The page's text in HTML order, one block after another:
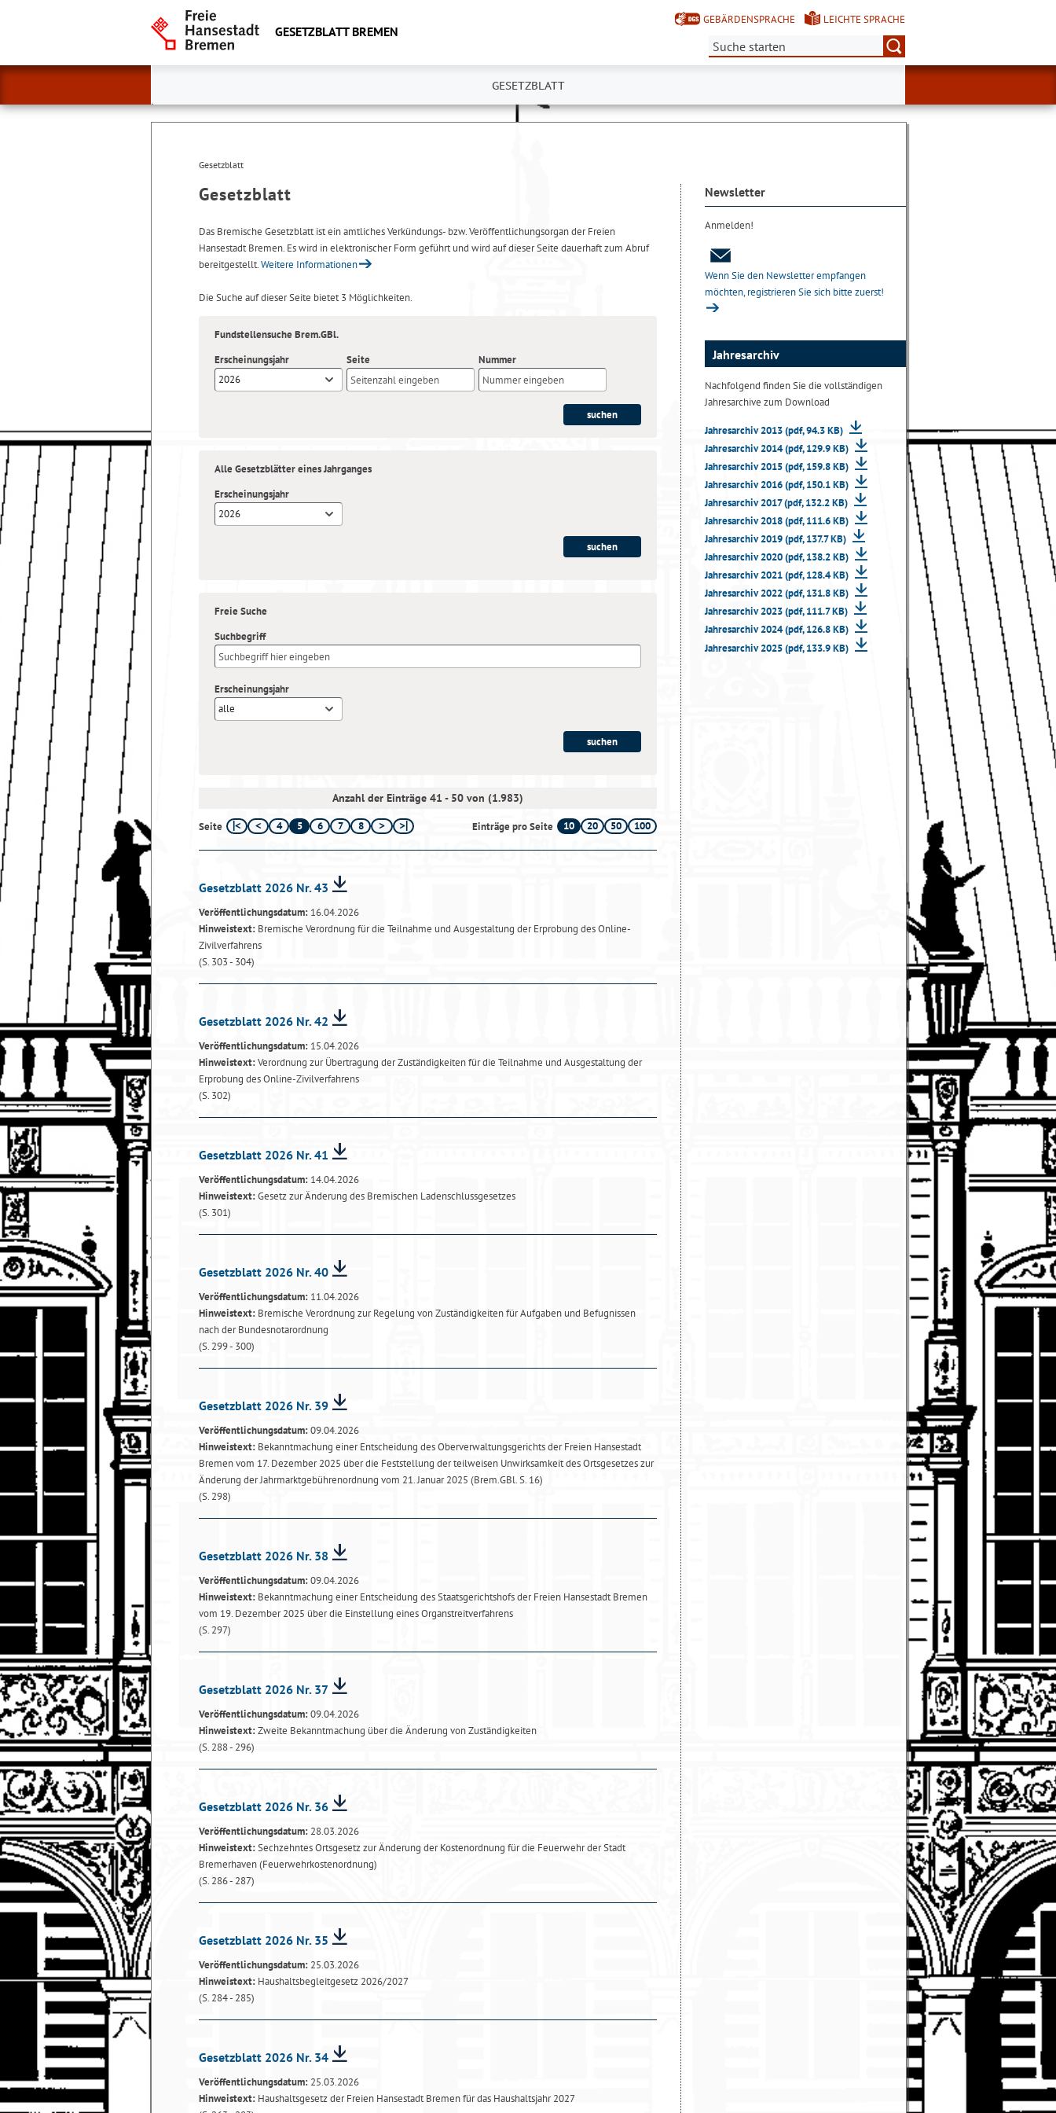
GESETZBLATT BREMEN
GEBÄRDENSPRACHE
LEICHTE SPRACHE
Suche:
GESETZBLATT
Gesetzblatt
Gesetzblatt
Das Bremische Gesetzblatt ist ein amtliches Verkündungs- bzw. Veröffentlichungsorgan der Freien
Hansestadt Bremen. Es wird in elektronischer Form geführt und wird auf dieser Seite dauerhaft zum Abruf
bereitgestellt.Weitere Informationen
Die Suche auf dieser Seite bietet 3 Möglichkeiten.
Fundstellensuche Brem.GBl.
Erscheinungsjahr
2026
Seite Nummer
Alle Gesetzblätter eines Jahrganges
Erscheinungsjahr
2026
Freie Suche
Suchbegriff
Erscheinungsjahr
alle
Anzahl der Einträge 41 - 50 von (1.983)
Seite 4 5 6 7 8 Einträge pro Seite 10 20 50 100
Gesetzblatt 2026 Nr. 43
Veröffentlichungsdatum: 16.04.2026
Hinweistext: Bremische Verordnung für die Teilnahme und Ausgestaltung der Erprobung des Online-
Zivilverfahrens
(S. 303 - 304)
Gesetzblatt 2026 Nr. 42
Veröffentlichungsdatum: 15.04.2026
Hinweistext:Verordnung zur Übertragung der Zuständigkeiten für die Teilnahme und Ausgestaltung der
Erprobung des Online-Zivilverfahrens
(S. 302)
Gesetzblatt 2026 Nr. 41
Veröffentlichungsdatum: 14.04.2026
Hinweistext:Gesetz zur Änderung des Bremischen Ladenschlussgesetzes
(S. 301)
Gesetzblatt 2026 Nr. 40
Veröffentlichungsdatum: 11.04.2026
Hinweistext: Bremische Verordnung zur Regelung von Zuständigkeiten für Aufgaben und Befugnissen
nach der Bundesnotarordnung
(S. 299 - 300)
Gesetzblatt 2026 Nr. 39
Veröffentlichungsdatum:09.04.2026
Hinweistext: Bekanntmachung einer Entscheidung des Oberverwaltungsgerichts der Freien Hansestadt
Bremen vom 17. Dezember 2025 über die Feststellung der teilweisen Unwirksamkeit des Ortsgesetzes zur
Änderung der Jahrmarktgebührenordnung vom 21. Januar 2025 (Brem.GBl. S. 16)
(S. 298)
Gesetzblatt 2026 Nr. 38
Veröffentlichungsdatum:09.04.2026
Hinweistext: Bekanntmachung einer Entscheidung des Staatsgerichtshofs der Freien Hansestadt Bremen
vom 19. Dezember 2025 über die Einstellung eines Organstreitverfahrens
(S. 297)
Gesetzblatt 2026 Nr. 37
Veröffentlichungsdatum:09.04.2026
Hinweistext:Zweite Bekanntmachung über die Änderung von Zuständigkeiten
(S. 288 - 296)
Gesetzblatt 2026 Nr. 36
Veröffentlichungsdatum: 28.03.2026
Hinweistext:Sechzehntes Ortsgesetz zur Änderung der Kostenordnung für die Feuerwehr der Stadt
Bremerhaven (Feuerwehrkostenordnung)
(S. 286 - 287)
Gesetzblatt 2026 Nr. 35
Veröffentlichungsdatum: 25.03.2026
Hinweistext: Haushaltsbegleitgesetz 2026/2027
(S. 284 - 285)
Gesetzblatt 2026 Nr. 34
Veröffentlichungsdatum: 25.03.2026
Hinweistext: Haushaltsgesetz der Freien Hansestadt Bremen für das Haushaltsjahr 2027
Newsletter
Anmelden!
Wenn Sie den Newsletter empfangen
möchten, registrieren Sie sich bitte zuerst!
Jahresarchiv
Nachfolgend finden Sie die vollständigen
Jahresarchive zum Download
Jahresarchiv 2013 (pdf, 94.3 KB)
Jahresarchiv 2014 (pdf, 129.9 KB)
Jahresarchiv 2015 (pdf, 159.8 KB)
Jahresarchiv 2016 (pdf, 150.1 KB)
Jahresarchiv 2017 (pdf, 132.2 KB)
Jahresarchiv 2018 (pdf, 111.6 KB)
Jahresarchiv 2019 (pdf, 137.7 KB)
Jahresarchiv 2020 (pdf, 138.2 KB)
Jahresarchiv 2021 (pdf, 128.4 KB)
Jahresarchiv 2022 (pdf, 131.8 KB)
Jahresarchiv 2023 (pdf, 111.7 KB)
Jahresarchiv 2024 (pdf, 126.8 KB)
Jahresarchiv 2025 (pdf, 133.9 KB)